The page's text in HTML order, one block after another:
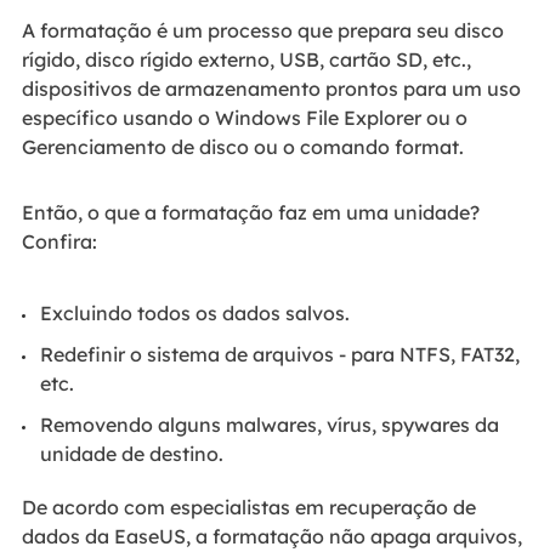
A formatação é um processo que prepara seu disco
rígido, disco rígido externo, USB, cartão SD, etc.,
dispositivos de armazenamento prontos para um uso
específico usando o Windows File Explorer ou o
Gerenciamento de disco ou o comando format.
Então, o que a formatação faz em uma unidade?
Confira:
Excluindo todos os dados salvos.
Redefinir o sistema de arquivos - para NTFS, FAT32,
etc.
Removendo alguns malwares, vírus, spywares da
unidade de destino.
De acordo com especialistas em recuperação de
dados da EaseUS, a formatação não apaga arquivos,